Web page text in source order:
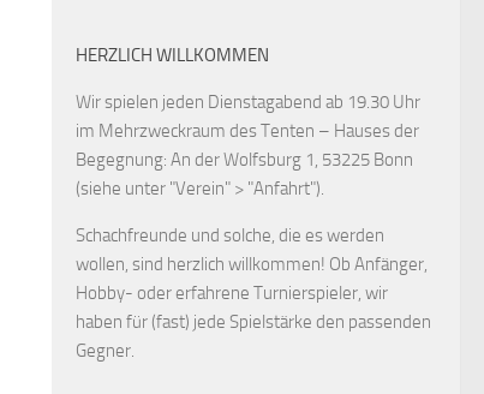
HERZLICH WILLKOMMEN
Wir spielen jeden Dienstagabend ab 19.30 Uhr
im Mehrzweckraum des Tenten – Hauses der
Begegnung: An der Wolfsburg 1, 53225 Bonn
(siehe unter "Verein" > "Anfahrt").
Schachfreunde und solche, die es werden
wollen, sind herzlich willkommen! Ob Anfänger,
Hobby- oder erfahrene Turnierspieler, wir
haben für (fast) jede Spielstärke den passenden
Gegner.